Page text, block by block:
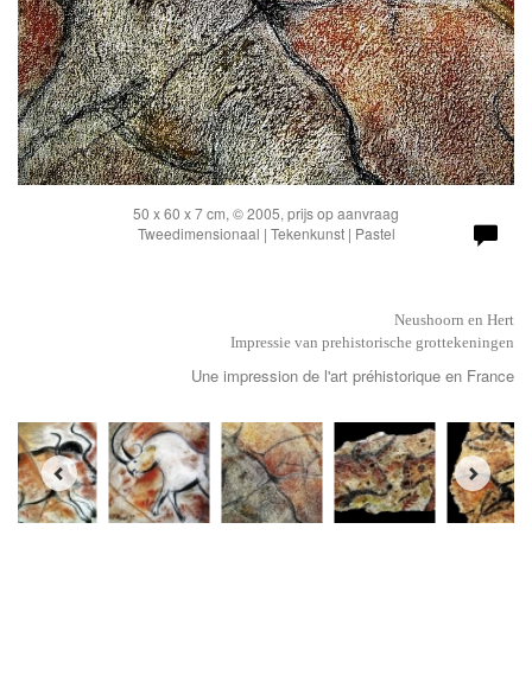
50 x 60 x 7 cm, © 2005, prijs op aanvraag
Tweedimensionaal | Tekenkunst | Pastel
Neushoorn en Hert
Impressie van prehistorische grottekeningen
Une impression de l'art préhistorique en France